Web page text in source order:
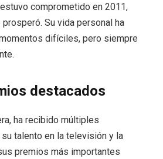
comprometido en 2011,
Su vida personal ha
difíciles, pero siempre
destacados
ha recibido múltiples
talento en la televisión y la
premios más importantes